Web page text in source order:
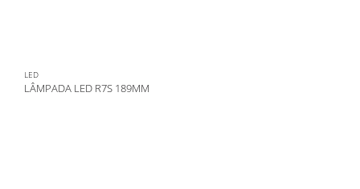
LED
LÂMPADA LED R7S 189MM